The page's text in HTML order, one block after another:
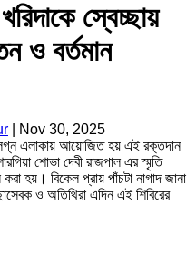
স্বেচ্ছায়
ও বর্তমান
Nov 30, 2025
এলাকায় আয়োজিত হয় এই রক্তদান
শোভা দেবী রাজপাল এর স্মৃতি
হয়। বিকেল প্রায় পাঁচটা নাগাদ জানা
ও অতিথিরা এদিন এই শিবিরের